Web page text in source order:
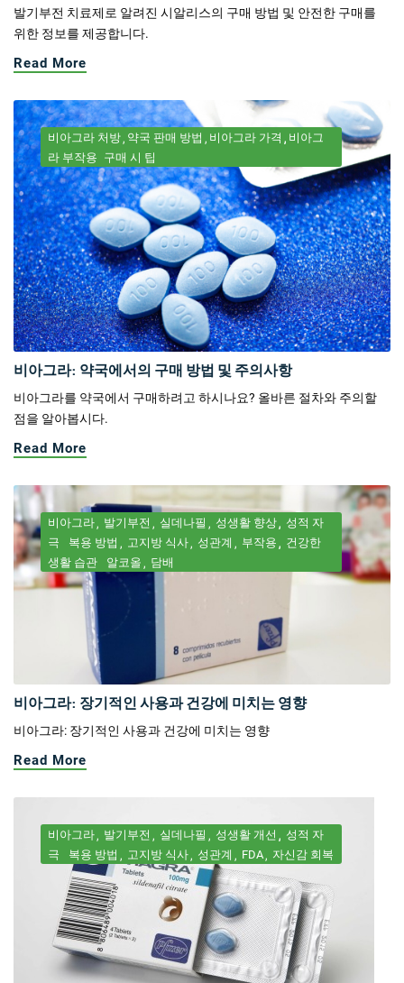
발기부전 치료제로 알려진 시알리스의 구매 방법 및 안전한 구매를
위한 정보를 제공합니다.
Read More
비아그라 처방 약국 판매 방법 비아그라 가격
비아그
라 부작용 구매 시 팁
비아그라: 약국에서의 구매 방법 및 주의사항
비아그라를 약국에서 구매하려고 하시나요? 올바른 절차와 주의할
점을 알아봅시다.
Read More
비아그라 발기부전 실데나필 성생활 향상
성적 자
극
복용 방법 고지방 식사 성관계 부작용
건강한
생활 습관
알코올 담배
비아그라: 장기적인 사용과 건강에 미치는 영향
비아그라: 장기적인 사용과 건강에 미치는 영향
Read More
비아그라 발기부전 실데나필 성생활 개선
성적 자
극
복용 방법 고지방 식사 성관계 FDA 자신감 회복